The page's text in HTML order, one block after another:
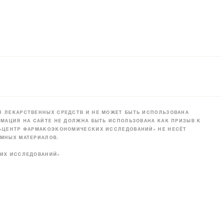
СРЕДСТВ И НЕ МОЖЕТ БЫТЬ ИСПОЛЬЗОВАНА
НА САЙТЕ НЕ ДОЛЖНА БЫТЬ ИСПОЛЬЗОВАНА КАК ПРИЗЫВ К
ФАРМАКОЭКОНОМИЧЕСКИХ ИССЛЕДОВАНИЙ» НЕ НЕСЁТ
МАТЕРИАЛОВ.
ИССЛЕДОВАНИЙ»